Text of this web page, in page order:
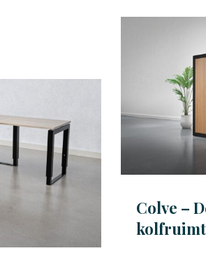
Colve –